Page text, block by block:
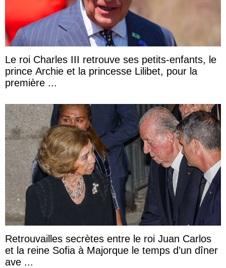
Le roi Charles III retrouve ses petits-enfants, le
prince Archie et la princesse Lilibet, pour la
première ...
Retrouvailles secrètes entre le roi Juan Carlos
et la reine Sofia à Majorque le temps d’un dîner
ave ...